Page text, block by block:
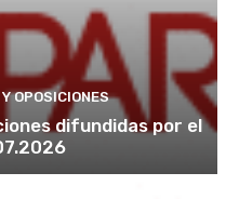
OPOSICIONES
difundidas por el